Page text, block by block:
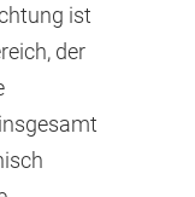
ist
der